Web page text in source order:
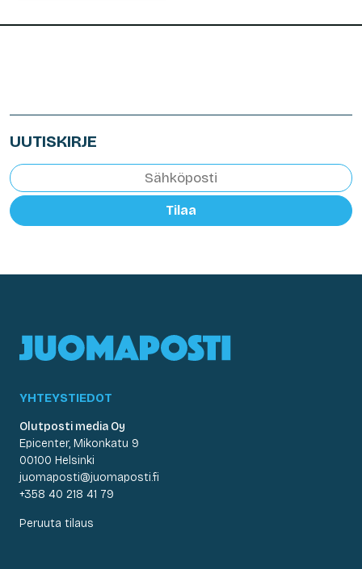
UUTISKIRJE
Tilaa
YHTEYSTIEDOT
Olutposti media Oy
Epicenter, Mikonkatu 9
00100 Helsinki
juomaposti@juomaposti.fi
+358 40 218 41 79
Peruuta tilaus